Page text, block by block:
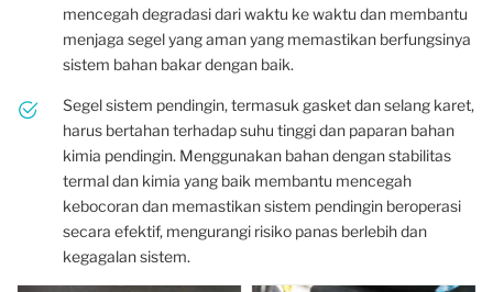
mencegah degradasi dari waktu ke waktu dan membantu
menjaga segel yang aman yang memastikan berfungsinya
sistem bahan bakar dengan baik.
Segel sistem pendingin, termasuk gasket dan selang karet,
harus bertahan terhadap suhu tinggi dan paparan bahan
kimia pendingin. Menggunakan bahan dengan stabilitas
termal dan kimia yang baik membantu mencegah
kebocoran dan memastikan sistem pendingin beroperasi
secara efektif, mengurangi risiko panas berlebih dan
kegagalan sistem.